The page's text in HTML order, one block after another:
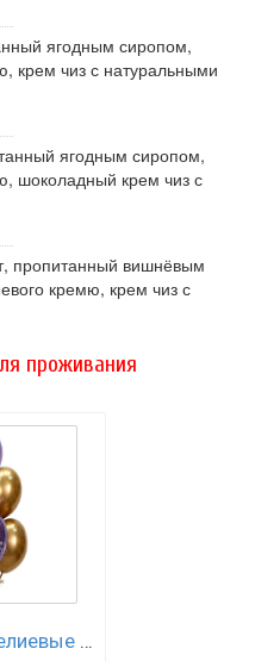
ягодным сиропом,
крем чиз с натуральными
ягодным сиропом,
шоколадный крем чиз с
пропитанный вишнёвым
кремю, крем чиз с
проживания
Отражение/гелиевые шары